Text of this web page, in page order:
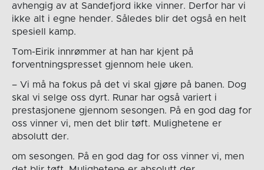
avhengig av at Sandefjord ikke vinner. Derfor har vi
ikke alt i egne hender. Således blir det også en helt
spesiell kamp.
Tom-Eirik innrømmer at han har kjent på
forventningspresset gjennom hele uken.
– Vi må ha fokus på det vi skal gjøre på banen. Dog
skal vi selge oss dyrt. Runar har også variert i
prestasjonene gjennom sesongen. På en god dag for
oss vinner vi, men det blir tøft. Mulighetene er
absolutt der.
om sesongen. På en god dag for oss vinner vi, men